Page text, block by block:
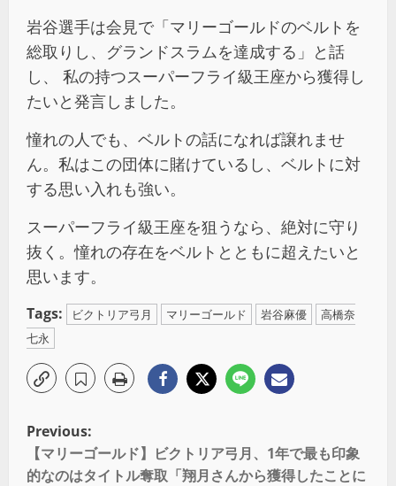
岩谷選手は会見で「マリーゴールドのベルトを
総取りし、グランドスラムを達成する」と話
し、 私の持つスーパーフライ級王座から獲得し
たいと発言しました。
憧れの人でも、ベルトの話になれば譲れませ
ん。私はこの団体に賭けているし、ベルトに対
する思い入れも強い。
スーパーフライ級王座を狙うなら、絶対に守り
抜く。憧れの存在をベルトとともに超えたいと
思います。
Tags: ビクトリア弓月 マリーゴールド 岩谷麻優
高橋奈
七永
Previous:
【マリーゴールド】ビクトリア弓月、1年で最も印象
的なのはタイトル奪取「翔月さんから獲得したことに